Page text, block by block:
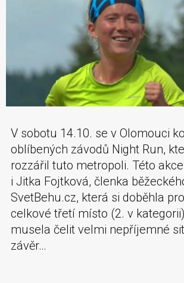
V sobotu 14.10. se v Olomouci
oblíbených závodů Night Run,
rozzářil tuto metropoli. Této
i Jitka Fojtková, členka
SvetBehu.cz, která si doběhla
celkové třetí místo (2. v
musela čelit velmi nepříjemné
závěr…